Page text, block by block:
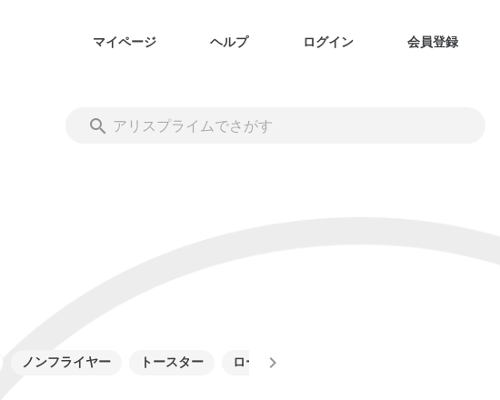
マイページ ヘルプ ログイン 会員登録
ノンフライヤー トースター ロースター・グリル